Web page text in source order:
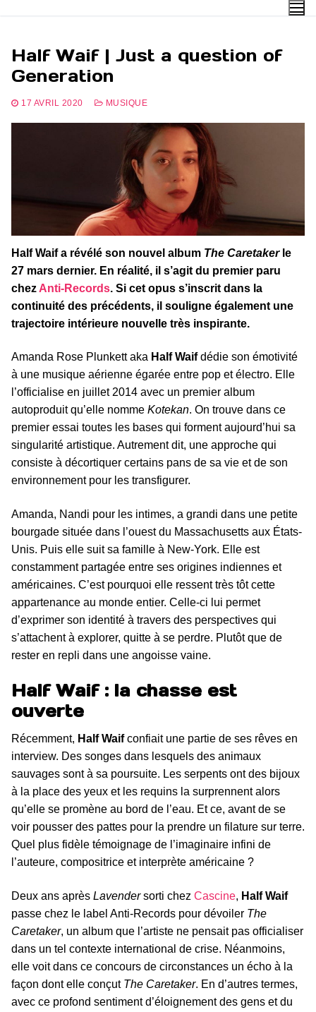
Half Waif | Just a question of
Generation
17 AVRIL 2020 MUSIQUE
Half Waif a révélé son nouvel album The Caretakerle
27 mars dernier. En réalité, il s’agit du premier paru
chez Anti-Records. Si cet opus s’inscrit dans la
continuité des précédents, il souligne également une
trajectoire intérieure nouvelle très inspirante.
Amanda Rose Plunkett aka Half Waifdédie son émotivité
à une musique aérienne égarée entre pop et électro. Elle
l’officialise en juillet 2014 avec un premier album
autoproduit qu’elle nomme Kotekan. On trouve dans ce
premier essai toutes les bases qui forment aujourd’hui sa
singularité artistique. Autrement dit, une approche qui
consiste à décortiquer certains pans de sa vie et de son
environnement pour les transfigurer.
Amanda, Nandi pour les intimes, a grandi dans une petite
bourgade située dans l’ouest du Massachusetts aux États-
Unis. Puis elle suit sa famille à New-York. Elle est
constamment partagée entre ses origines indiennes et
américaines. C’est pourquoi elle ressent très tôt cette
appartenance au monde entier. Celle-ci lui permet
d’exprimer son identité à travers des perspectives qui
s’attachent à explorer, quitte à se perdre. Plutôt que de
rester en repli dans une angoisse vaine.
Half Waif : la chasse est
ouverte
Récemment, Half Waifconfiait une partie de ses rêves en
interview. Des songes dans lesquels des animaux
sauvages sont à sa poursuite. Les serpents ont des bijoux
à la place des yeux et les requins la surprennent alors
qu’elle se promène au bord de l’eau. Et ce, avant de se
voir pousser des pattes pour la prendre un filature sur terre.
Quel plus fidèle témoignage de l’imaginaire infini de
l’auteure, compositrice et interprète américaine ?
Deux ans après Lavendersorti chez Cascine, Half Waif
passe chez le label Anti-Records pour dévoiler The
Caretaker, un album que l’artiste ne pensait pas officialiser
dans un tel contexte international de crise. Néanmoins,
elle voit dans ce concours de circonstances un écho à la
façon dont elle conçut The Caretaker. En d’autres termes,
avec ce profond sentiment d’éloignement des gens et du